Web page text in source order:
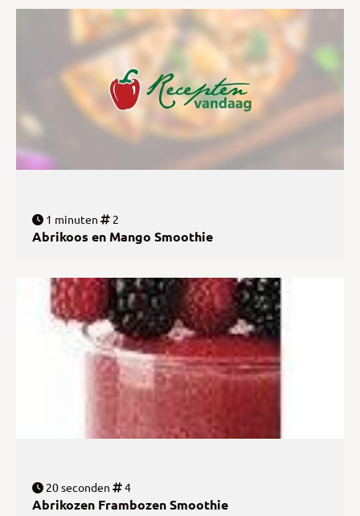
1 minuten 2
Abrikoos en Mango Smoothie
20 seconden 4
Abrikozen Frambozen Smoothie